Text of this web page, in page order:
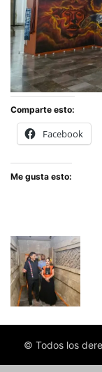
Comparte esto:
Facebook
Me gusta esto:
© Todos los